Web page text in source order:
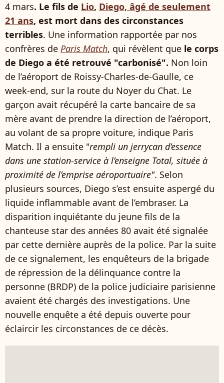
4 mars. Le fils de Lio, Diego, âgé de seulement
21 ans, est mort dans des circonstances
terribles. Une information rapportée par nos
confrères de Paris Match, qui révèlent que le corps
de Diego a été retrouvé "carbonisé". Non loin
de l’aéroport de Roissy-Charles-de-Gaulle, ce
week-end, sur la route du Noyer du Chat. Le
garçon avait récupéré la carte bancaire de sa
mère avant de prendre la direction de l’aéroport,
au volant de sa propre voiture, indique Paris
Match. Il a ensuite "rempli un jerrycan d’essence
dans une station-service à l’enseigne Total, située à
proximité de l’emprise aéroportuaire". Selon
plusieurs sources, Diego s’est ensuite aspergé du
liquide inflammable avant de l’embraser. La
disparition inquiétante du jeune fils de la
chanteuse star des années 80 avait été signalée
par cette dernière auprès de la police. Par la suite
de ce signalement, les enquêteurs de la brigade
de répression de la délinquance contre la
personne (BRDP) de la police judiciaire parisienne
avaient été chargés des investigations. Une
nouvelle enquête a été depuis ouverte pour
éclaircir les circonstances de ce décès.